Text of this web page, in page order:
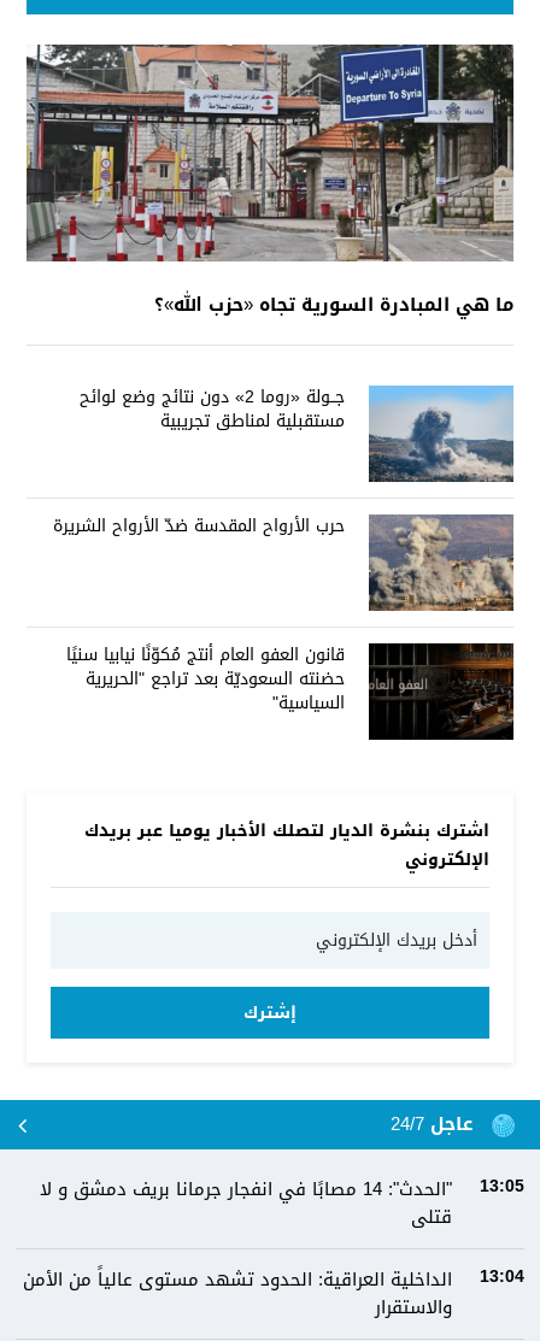
ما هي المبادرة السورية تجاه «حزب الله»؟
جــولة «روما 2» دون نتائج وضع لوائح
مستقبلية لمناطق تجريبية
حرب الأرواح المقدسة ضدّ الأرواح الشريرة
قانون العفو العام أنتج مُكوّنًا نيابيا سنيًا
حضنته السعوديّة بعد تراجع "الحريرية
السياسية"
اشترك بنشرة الديار لتصلك الأخبار يوميا عبر بريدك
الإلكتروني
إشترك
عاجل 24/7
13:05
"الحدث": 14 مصابًا في انفجار جرمانا بريف دمشق و لا
قتلى
13:04
الداخلية العراقية: الحدود تشهد مستوى عالياً من الأمن
والاستقرار